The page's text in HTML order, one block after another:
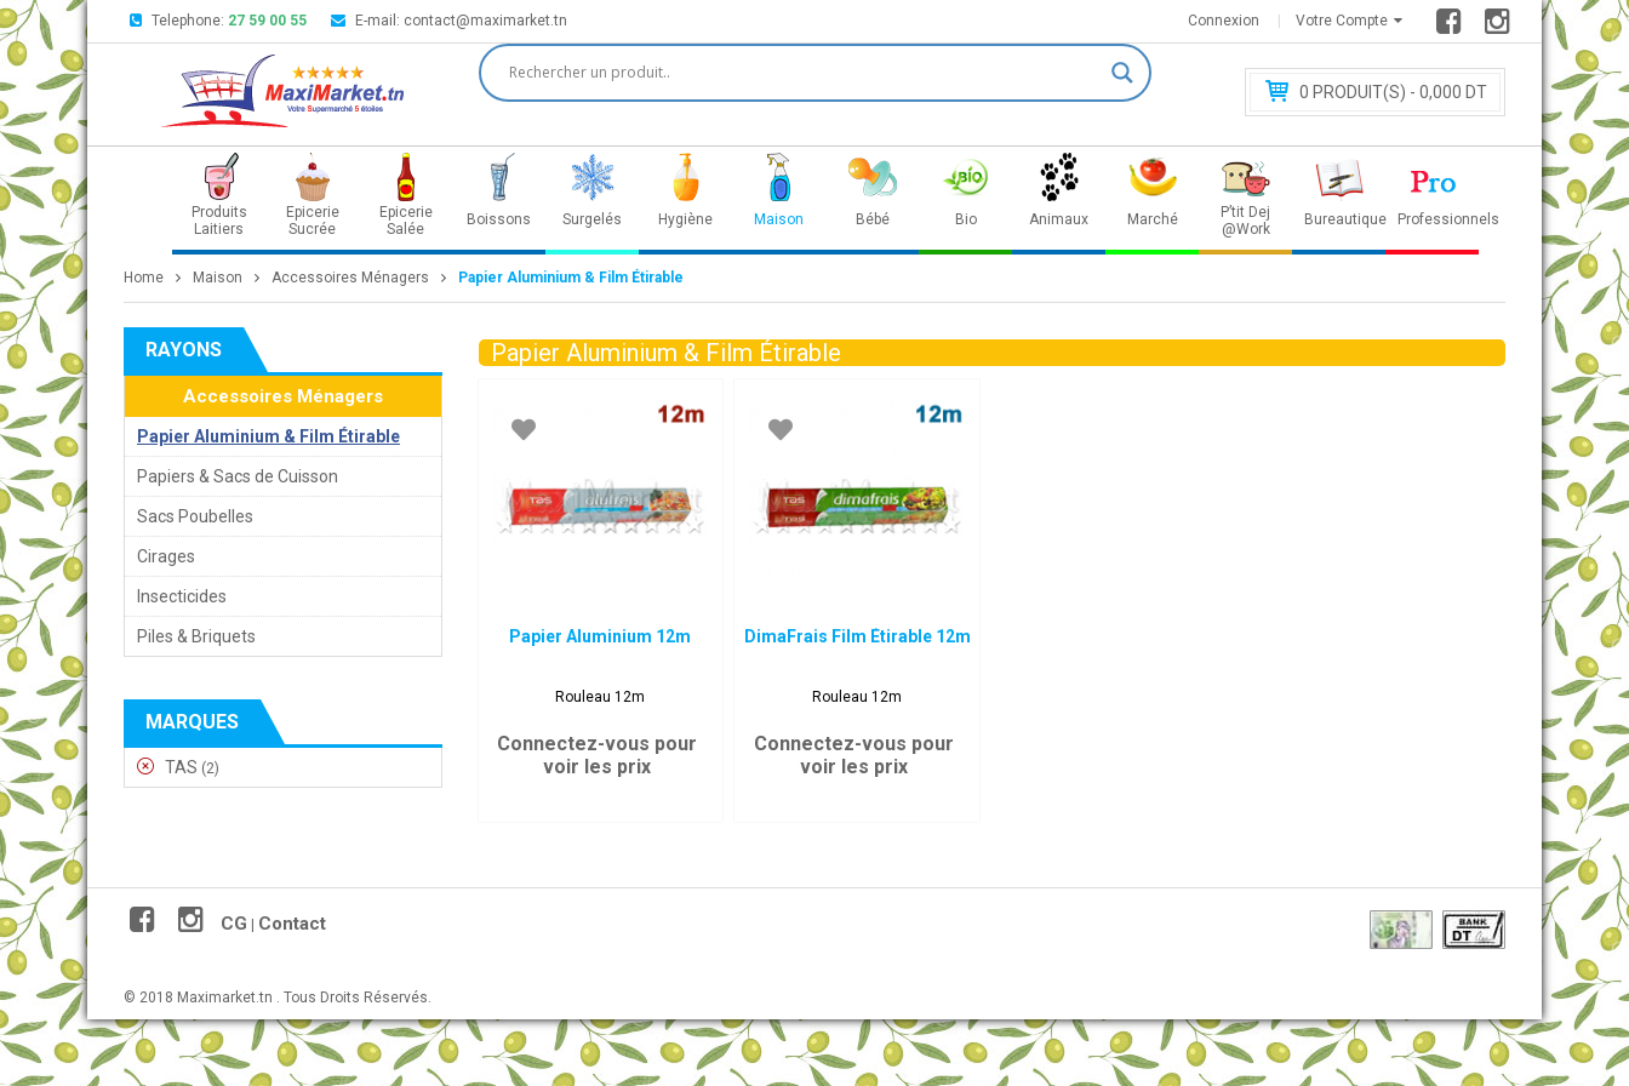
Telephone: 27 59 00 55 E-mail: contact@maximarket.tn Votre Compte
Connexion
0 PRODUIT(S) - 0,000 DT
Produits
Laitiers
Epicerie
Sucrée
Epicerie
Salée
Boissons Surgelés Hygiène Maison Bébé Bio Animaux Marché
P’tit Dej
@Work
Bureautique Professionnels
Home Maison Accessoires Ménagers Papier Aluminium & Film Étirable
RAYONS
Accessoires Ménagers
Papier Aluminium & Film Étirable
Papiers & Sacs de Cuisson
Sacs Poubelles
Cirages
Insecticides
Piles & Briquets
MARQUES
TAS (2)
Papier Aluminium & Film Étirable
Papier Aluminium 12m
Rouleau 12m
Connectez-vous pour
voir les prix
DimaFrais Film Étirable 12m
Rouleau 12m
Connectez-vous pour
voir les prix
CG Contact
© 2018 Maximarket.tn . Tous Droits Réservés.